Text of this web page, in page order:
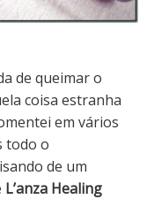
de queimar o
coisa estranha
em vários
todo o
de um
L’anza Healing